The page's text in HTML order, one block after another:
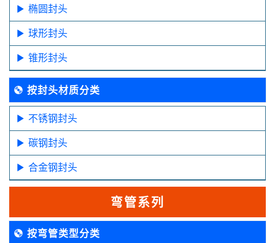
椭圆封头
球形封头
锥形封头
按封头材质分类
不锈钢封头
碳钢封头
合金钢封头
弯管系列
按弯管类型分类